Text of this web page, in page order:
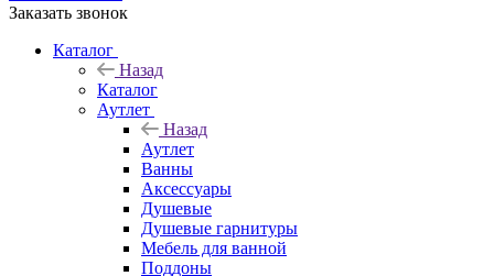
Заказать звонок
Каталог
Назад
Каталог
Аутлет
Назад
Аутлет
Ванны
Аксессуары
Душевые
Душевые гарнитуры
Мебель для ванной
Поддоны